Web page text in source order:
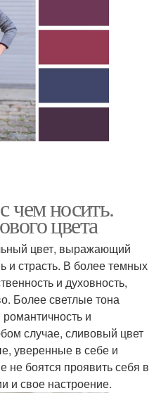
чем носить.
цвета
цвет, выражающий
и страсть. В более темных
и духовность,
Более светлые тона
и
случае, сливовый цвет
уверенные в себе и
боятся проявить себя в
и свое настроение.